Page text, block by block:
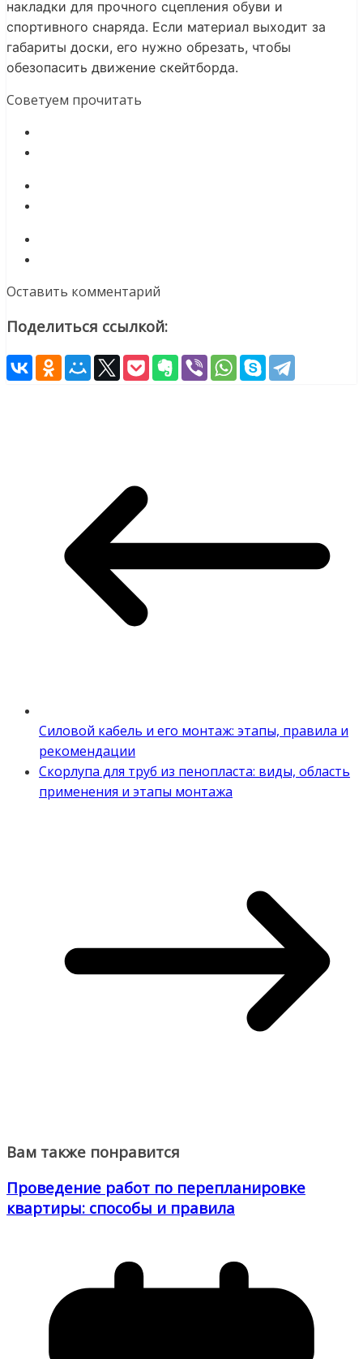
накладки для прочного сцепления обуви и
спортивного снаряда. Если материал выходит за
габариты доски, его нужно обрезать, чтобы
обезопасить движение скейтборда.
Советуем прочитать
Оставить комментарий
Поделиться ссылкой:
Силовой кабель и его монтаж: этапы, правила и
рекомендации
Скорлупа для труб из пенопласта: виды, область
применения и этапы монтажа
Вам также понравится
Проведение работ по перепланировке
квартиры: способы и правила